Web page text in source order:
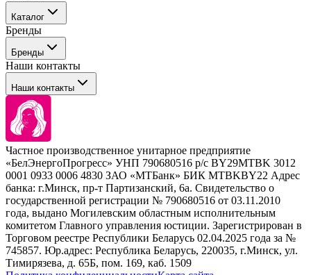
События
Покупателю
Каталог
Профессиональные средства для окрашивания волос
Сервисные средства
Уход
Стайлинг
Брови и ресницы
Барберинг
Наборы
Расходные материалы
Бренды
Бренды
Tefia
Concept
Kezy
Barex
Sim Sensitive
Kebren
Selective Professional
White Line
Наши контакты
Наши контакты
+ 375 44 7233514
+ 375 29 1649505
info@krasabel.by
Офис: г. Минск, ул. Тимирязева 65Б, офис 1509
Склад: г. Минск, ул. Домбровская, 15
Частное производственное унитарное предприятие
«БелЭнергоПрогресс» УНП 790680516 р/с BY29MTBK 3012
0001 0933 0006 4830 ЗАО «МТБанк» БИК MTBKBY22 Адрес
банка: г.Минск, пр-т Партизанский, 6а. Свидетельство о
государственной регистрации № 790680516 от 03.11.2010
года, выдано Могилевским областным исполнительным
комитетом Главного управления юстиции. Зарегистрирован в
Торговом реестре Республики Беларусь 02.04.2025 года за №
745857. Юр.адрес: Республика Беларусь, 220035, г.Минск, ул.
Тимирязева, д. 65Б, пом. 169, каб. 1509